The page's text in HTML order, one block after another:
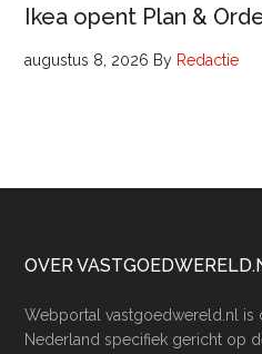
Ikea opent Plan &
augustus 8, 2026 By Redactie
Footer
OVER
Webportal vastgoedwereld.nl is
Nederland specifiek gericht op